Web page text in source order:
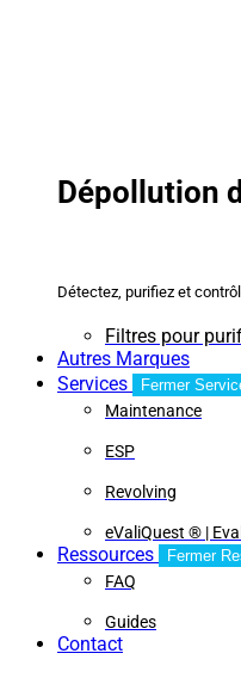
Dépollution
Détectez, purifiez et
Filtres pour
Autres Marques
Services
Fermer
Maintenance
ESP
Revolving
eValiQuest ® |
Ressources Fermer
FAQ
Guides
Contact